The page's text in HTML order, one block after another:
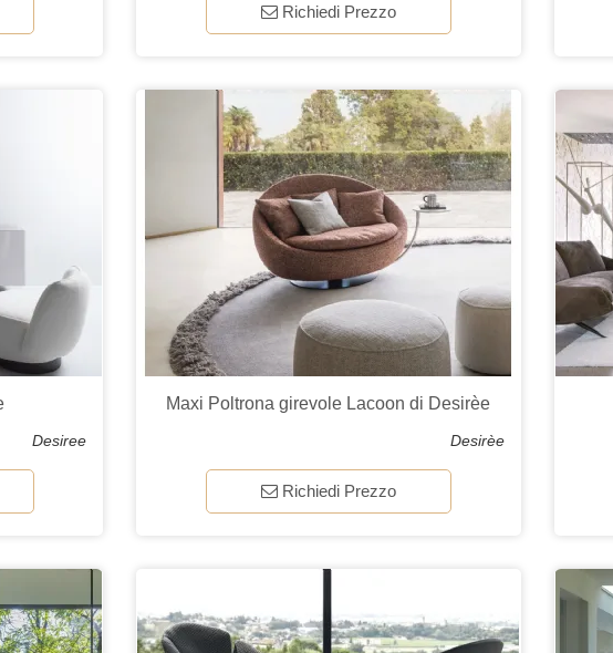
Richiedi Prezzo
Desiree
Maxi Poltrona girevole Lacoon di Desirèe
Desirèe
Richiedi Prezzo